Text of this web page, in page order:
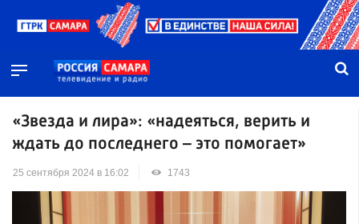
«Звезда и лира»: «надеяться, верить и
ждать до последнего – это помогает»
25 сентября 2024 в 16:02 1743